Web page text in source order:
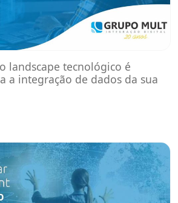
landscape tecnológico é
a integração de dados da sua